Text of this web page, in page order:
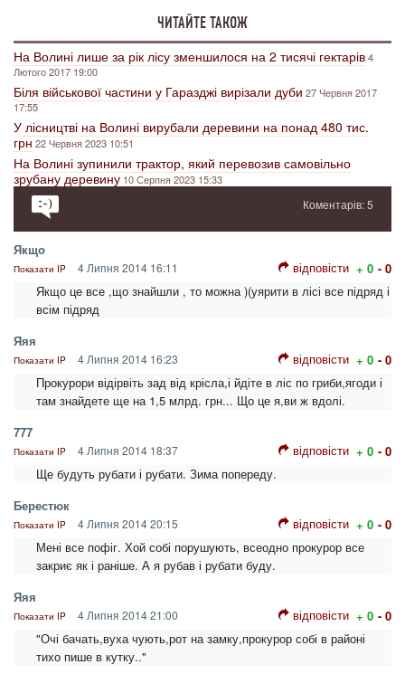
ЧИТАЙТЕ ТАКОЖ
На Волині лише за рік лісу зменшилося на 2 тисячі гектарів4
Лютого 2017 19:00
Біля військової частини у Гаразджі вирізали дуби 27 Червня 2017
17:55
У лісництві на Волині вирубали деревини на понад 480 тис.
грн22 Червня 2023 10:51
На Волині зупинили трактор, який перевозив самовільно
зрубану деревину 10 Серпня 2023 15:33
Коментарів: 5
Якщо
Показати IP 4 Липня 2014 16:11 відповісти + 0 - 0
Якщо це все ,що знайшли , то можна )(уярити в лісі все підряд і
всім підряд
Яяя
Показати IP 4 Липня 2014 16:23 відповісти + 0 - 0
Прокурори відірвіть зад від крісла,і йдіте в ліс по гриби,ягоди і
там знайдете ще на 1,5 млрд. грн... Що це я,ви ж вдолі.
777
Показати IP 4 Липня 2014 18:37 відповісти + 0 - 0
Ще будуть рубати і рубати. Зима попереду.
Берестюк
Показати IP 4 Липня 2014 20:15 відповісти + 0 - 0
Мені все пофіг. Хой собі порушують, всеодно прокурор все
закриє як і раніше. А я рубав і рубати буду.
Яяя
Показати IP 4 Липня 2014 21:00 відповісти + 0 - 0
"Очі бачать,вуха чують,рот на замку,прокурор собі в районі
тихо пише в кутку.."